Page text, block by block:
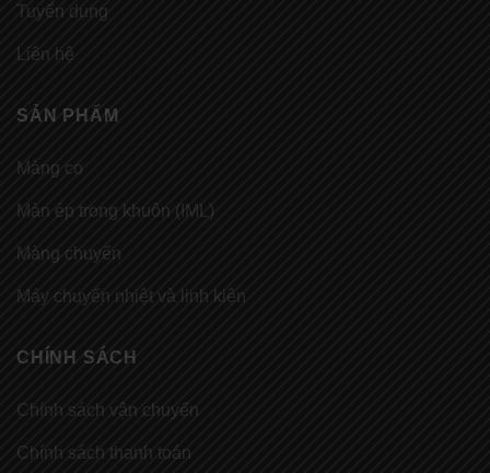
Tuyển dụng
Liên hệ
SẢN PHẨM
Màng co
Màn ép trong khuôn (IML)
Màng chuyển
Máy chuyển nhiệt và linh kiện
CHÍNH SÁCH
Chính sách vận chuyển
Chính sách thanh toán